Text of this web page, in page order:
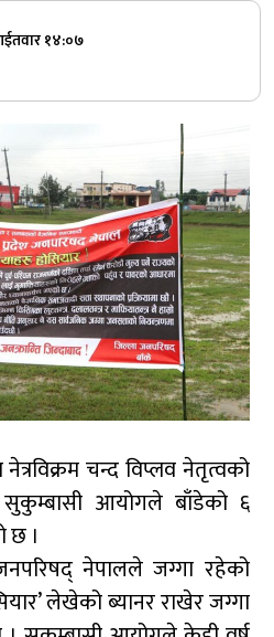
१४:०७
चन्द विप्लव नेतृत्वको
सुकुम्बासी आयोगले बाँडेको ६
छ ।
नेपालले जग्गा रहेको
लेखेको ब्यानर राखेर जग्गा